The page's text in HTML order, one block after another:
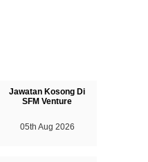
Jawatan Kosong Di
SFM Venture
05th Aug 2026